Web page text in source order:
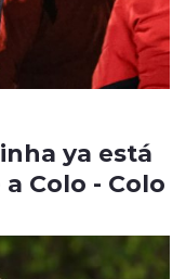
ya está
Colo - Colo